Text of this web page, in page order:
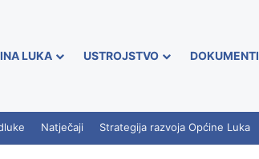
LUKA USTROJSTVO DOKUMENTI
Natječaji Strategija razvoja Općine Luka